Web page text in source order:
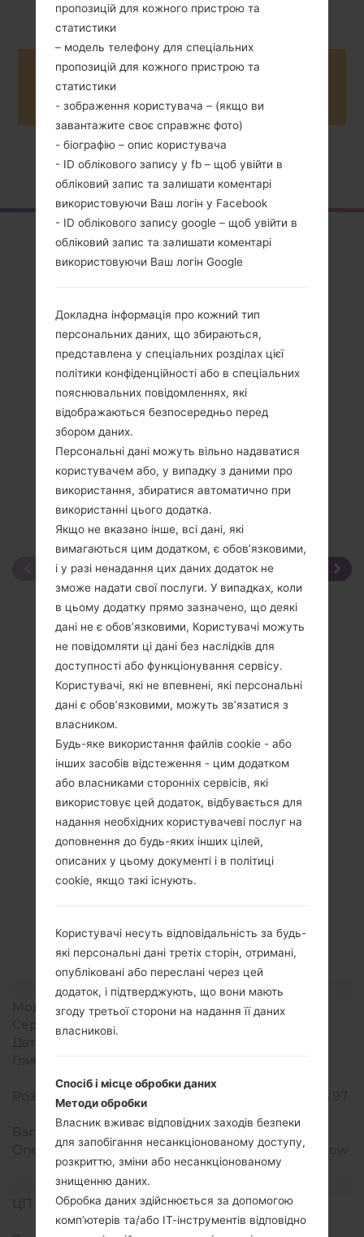
Buy accessories on Amazon
Головна →Серія → LG X Max →LGK240F
Огляд
LGK240F(LGK240F)
akaLG X Max
Порівняти
Специфікація
LGK240F(LGK240F)
akaLG X Max
Модель та її характеристики
Модель
LGK240F
Серія
Дата випуску
Глибина
дюйма)
Розміри (ширина/висота)
151.6 x 76.9 міліметрів (5.97
Вага
133 грам (4.69 унції)
Операційна система
Android 6.0.x Marshmallow
Mirror Release
Апаратне забезпечення
ЦП (процесор)
1.3 GHz Cortex-A53,
Mediatek MT6735
пропозицій для кожного пристрою та
статистики
– модель телефону для спеціальних
пропозицій для кожного пристрою та
статистики
- зображення користувача – (якщо ви
завантажите своє справжнє фото)
- біографію – опис користувача
- ID облікового запису у fb – щоб увійти в
обліковий запис та залишати коментарі
використовуючи Ваш логін у Facebook
- ID облікового запису google – щоб увійти в
обліковий запис та залишати коментарі
використовуючи Ваш логін Google
Докладна інформація про кожний тип
персональних даних, що збираються,
представлена у спеціальних розділах цієї
політики конфіденційності або в спеціальних
пояснювальних повідомленнях, які
відображаються безпосередньо перед
збором даних.
Персональні дані можуть вільно надаватися
користувачем або, у випадку з даними про
використання, збиратися автоматично при
використанні цього додатка.
Якщо не вказано інше, всі дані, які
вимагаються цим додатком, є обов’язковими,
і у разі ненадання цих даних додаток не
зможе надати свої послуги. У випадках, коли
в цьому додатку прямо зазначено, що деякі
дані не є обов’язковими, Користувачі можуть
не повідомляти ці дані без наслідків для
доступності або функціонування сервісу.
Користувачі, які не впевнені, які персональні
дані є обов’язковими, можуть зв’язатися з
власником.
Будь-яке використання файлів cookie - або
інших засобів відстеження - цим додатком
або власниками сторонніх сервісів, які
використовує цей додаток, відбувається для
надання необхідних користувачеві послуг на
доповнення до будь-яких інших цілей,
описаних у цьому документі і в політиці
cookie, якщо такі існують.
Користувачі несуть відповідальність за будь-
які персональні дані третіх сторін, отримані,
опубліковані або переслані через цей
додаток, і підтверджують, що вони мають
згоду третьої сторони на надання її даних
власникові.
Спосіб і місце обробки даних
Методи обробки
Власник вживає відповідних заходів безпеки
для запобігання несанкціонованому доступу,
розкриттю, зміни або несанкціонованому
знищенню даних.
Обробка даних здійснюється за допомогою
комп’ютерів та/або ІТ-інструментів відповідно